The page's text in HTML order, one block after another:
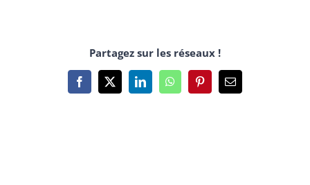
Partagez sur les réseaux !
Facebook
X LinkedInWhatsAppPinterestEmail